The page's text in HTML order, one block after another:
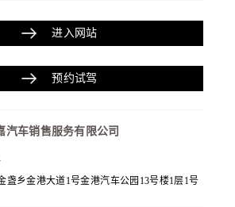
进入网站
预约试驾
汽车销售服务有限公司
盏乡金港大道1号金港汽车公园13号楼1层1号